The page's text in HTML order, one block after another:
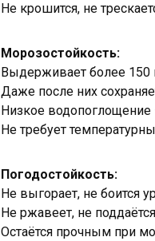
Не крошится, не
Морозостойкость:
Выдерживает более
Даже после них
Низкое водопоглощение
Не требует
Погодостойкость:
Не выгорает, не боится
Не ржавеет, не
Остаётся прочным при